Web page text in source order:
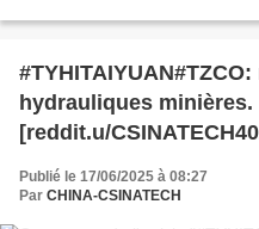
hydrauliques minières.
[reddit.u/
Publié le 17/06/2025 à 08:27
Par CHINA-CSINATECH